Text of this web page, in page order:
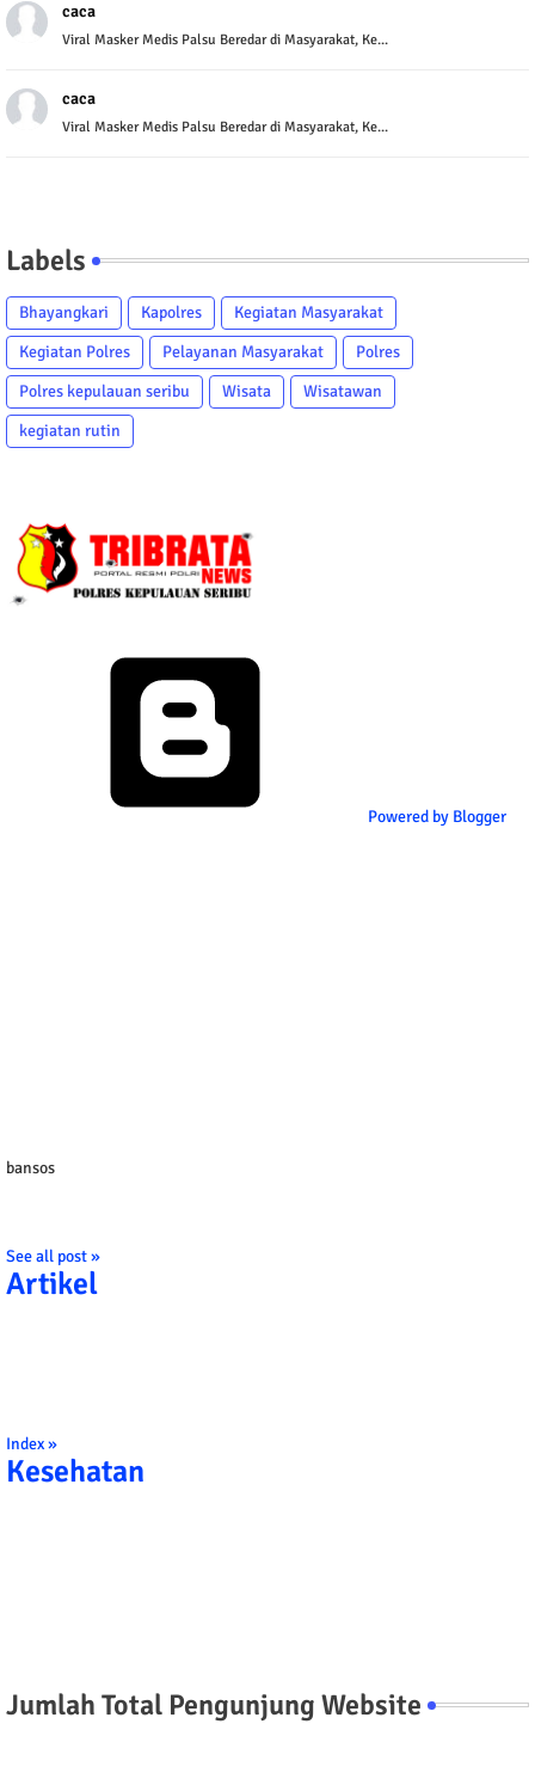
caca
Viral Masker Medis Palsu Beredar di Masyarakat, Ke...
caca
Viral Masker Medis Palsu Beredar di Masyarakat, Ke...
Labels
Bhayangkari Kapolres
Kegiatan Masyarakat
Kegiatan Polres
Pelayanan Masyarakat
Polres
Polres kepulauan seribu
Wisata
Wisatawan
kegiatan rutin
Powered by Blogger
bansos
See all post »
Artikel
Index »
Kesehatan
Jumlah Total Pengunjung Website